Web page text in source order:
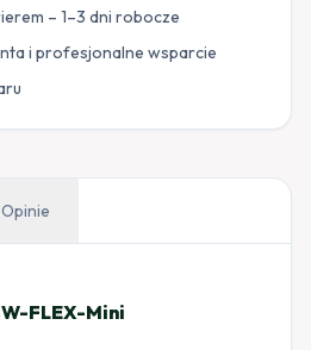
– 1–3 dni robocze
i profesjonalne wsparcie
Opinie
FLEX-Mini